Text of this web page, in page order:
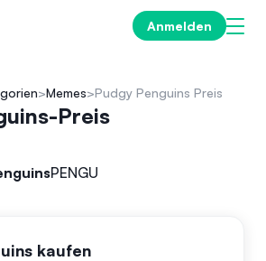
Anmelden
Memes Pudgy Penguins Preis
Preis
PENGU
kaufen